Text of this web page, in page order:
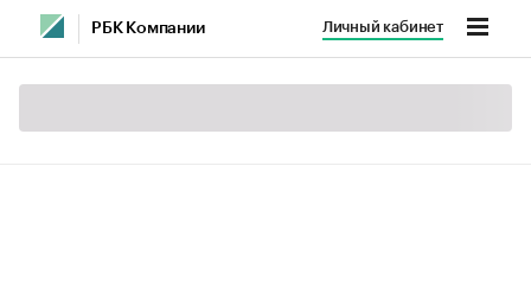
РБК Компании Личный кабинет